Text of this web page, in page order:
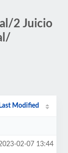
2 Juicio
Last Modified
02-07 13:44